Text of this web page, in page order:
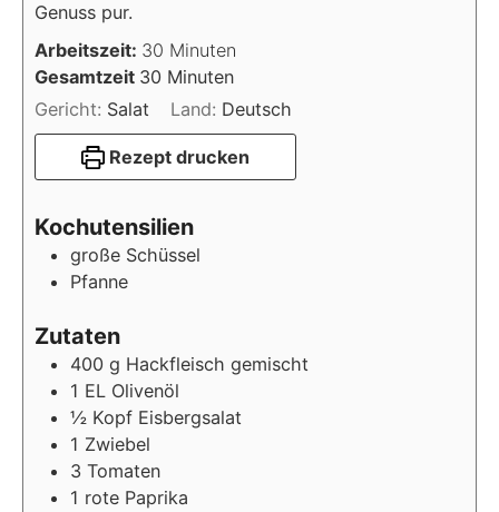
Genuss pur.
Arbeitszeit: 30 Minuten
Minuten
Gesamtzeit 30 Minuten
Minuten
Gericht: Salat Land: Deutsch
Rezept drucken
Kochutensilien
große Schüssel
Pfanne
Zutaten
400 g Hackfleisch gemischt
1 EL Olivenöl
½ Kopf Eisbergsalat
1 Zwiebel
3 Tomaten
1 rote Paprika